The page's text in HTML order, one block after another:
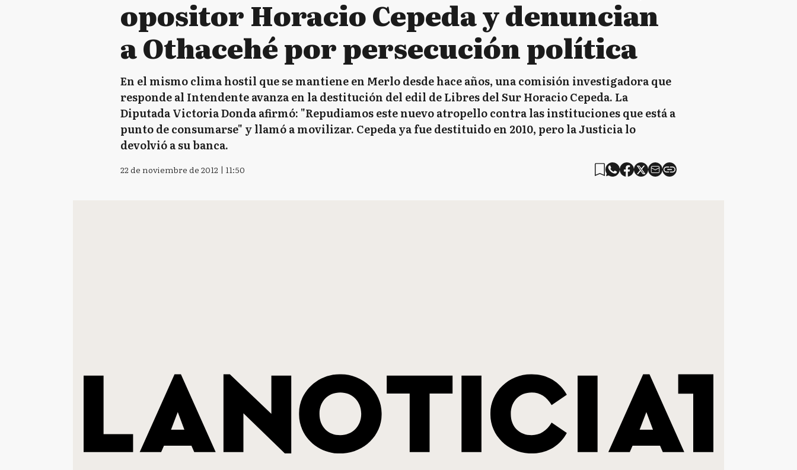
opositor Horacio Cepeda y denuncian
a Othacehé por persecución política
En el mismo clima hostil que se mantiene en Merlo desde hace años, una comisión investigadora que
responde al Intendente avanza en la destitución del edil de Libres del Sur Horacio Cepeda. La
Diputada Victoria Donda afirmó: "Repudiamos este nuevo atropello contra las instituciones que está a
punto de consumarse" y llamó a movilizar. Cepeda ya fue destituido en 2010, pero la Justicia lo
devolvió a su banca.
22 de noviembre de 2012 | 11:50